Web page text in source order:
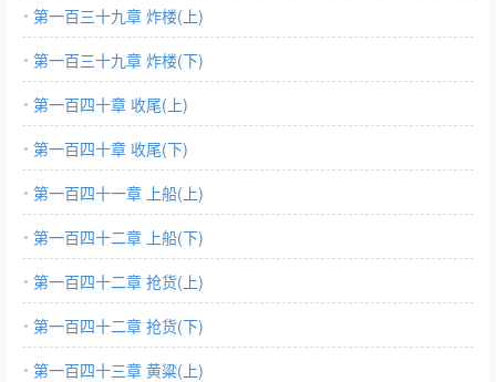
第一百三十九章 炸楼(上)
第一百三十九章 炸楼(下)
第一百四十章 收尾(上)
第一百四十章 收尾(下)
第一百四十一章 上船(上)
第一百四十二章 上船(下)
第一百四十二章 抢货(上)
第一百四十二章 抢货(下)
第一百四十三章 黄粱(上)